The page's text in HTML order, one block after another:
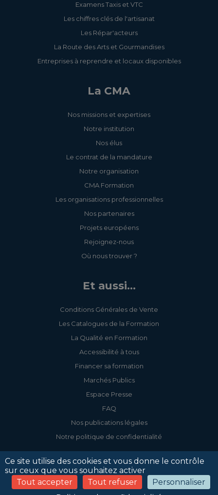
Examens Taxis et VTC
Les chiffres clés de l'artisanat
Les Répar'acteurs
La Route des Arts et Gourmandises
Entreprises à reprendre et locaux disponibles
La CMA
Nos missions et expertises
Notre institution
Nos élus
Le contrat de la mandature
Notre organisation
CMA Formation
Les organisations professionnelles
Nos partenaires
Projets européens
Rejoignez-nous
Où nous trouver ?
Et aussi...
Conditions Générales de Vente
Les Catalogues de la Formation
La Qualité en Formation
Accessibilité à tous
Financer sa formation
Marchés Publics
Espace Presse
FAQ
Nos publications légales
Notre politique de confidentialité
Accessibilité Mentions légales
Politique de confidentialité
Ce site utilise des cookies et vous donne le contrôle
sur ceux que vous souhaitez activer
Tout accepter
Tout refuser
Personnaliser